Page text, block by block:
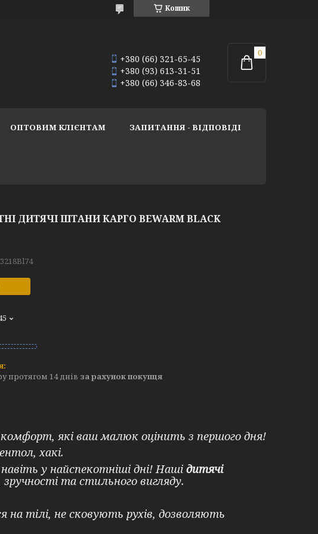
Кошик
+380 (66) 321-65-45
+380 (93) 613-31-51
+380 (66) 346-83-68
ОПТОВИМ КЛІЄНТАМ ЗАПИТАННЯ - ВІДПОВІДІ
ДИТЯЧІ ШТАНИ КАРГО BEWARM BLACK
3218Bl74
протягом 14 днів за рахунок покупця
які ваш малюк оцінить з першого дня!
хакі.
у найспекотніші дні! Наші дитячі
та стильного вигляду.
тілі, не сковують рухів, дозволяють